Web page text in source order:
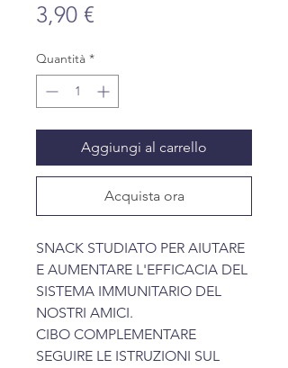
3,90 €
Quantità *
Aggiungi al carrello
Acquista ora
SNACK STUDIATO PER AIUTARE
E AUMENTARE L'EFFICACIA DEL
SISTEMA IMMUNITARIO DEL
NOSTRI AMICI.
CIBO COMPLEMENTARE
SEGUIRE LE ISTRUZIONI SUL